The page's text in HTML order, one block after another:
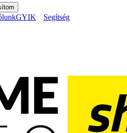
GYIK Segítség